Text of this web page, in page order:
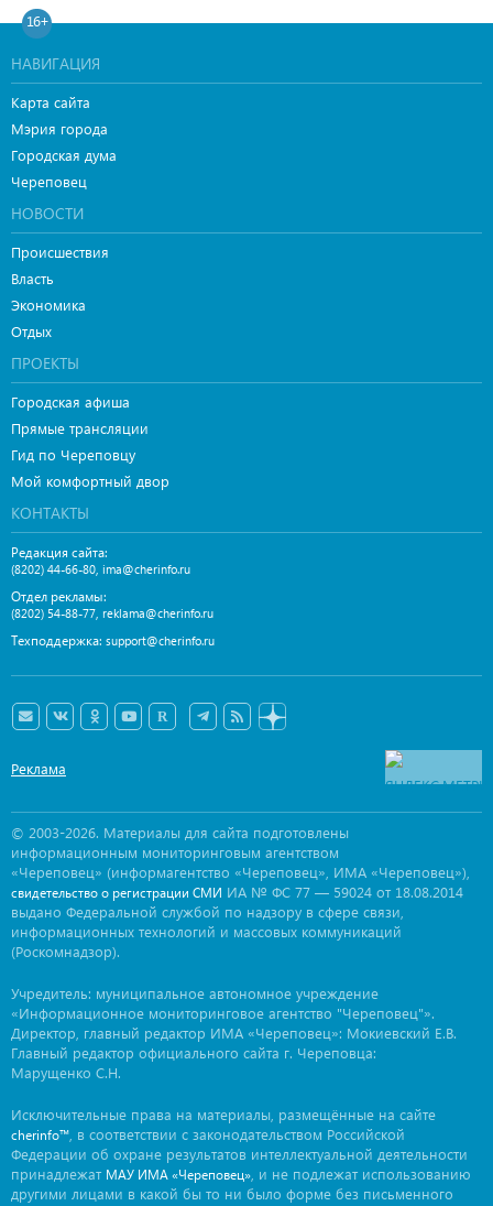
16+
НАВИГАЦИЯ
Карта сайта
Мэрия города
Городская дума
Череповец
НОВОСТИ
Происшествия
Власть
Экономика
Отдых
ПРОЕКТЫ
Городская афиша
Прямые трансляции
Гид по Череповцу
Мой комфортный двор
КОНТАКТЫ
Редакция сайта:
(8202) 44-66-80, ima@cherinfo.ru
Отдел рекламы:
(8202) 54-88-77, reklama@cherinfo.ru
Техподдержка: support@cherinfo.ru
Реклама
© 2003-2026. Материалы для сайта подготовлены
информационным мониторинговым агентством
«Череповец» (информагентство «Череповец», ИМА «Череповец»),
свидетельство о регистрации СМИ ИА № ФС 77 — 59024 от 18.08.2014
выдано Федеральной службой по надзору в сфере связи,
информационных технологий и массовых коммуникаций
(Роскомнадзор).
Учредитель: муниципальное автономное учреждение
«Информационное мониторинговое агентство "Череповец"».
Директор, главный редактор ИМА «Череповец»: Мокиевский Е.В.
Главный редактор официального сайта г. Череповца:
Марущенко С.Н.
Исключительные права на материалы, размещённые на сайте
cherinfo™ , в соответствии с законодательством Российской
Федерации об охране результатов интеллектуальной деятельности
принадлежат МАУ ИМА «Череповец» , и не подлежат использованию
другими лицами в какой бы то ни было форме без письменного